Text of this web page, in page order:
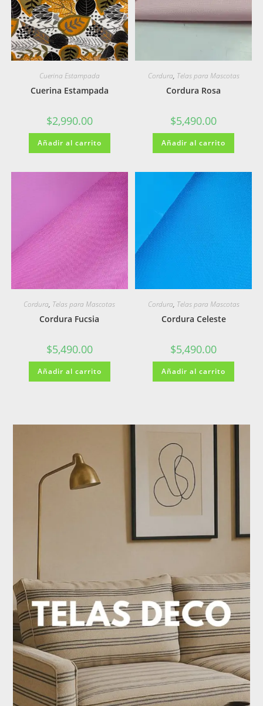
Cuerina Estampada
Cuerina Estampada
$2,990.00
Añadir al carrito
Cordura, Telas para Mascotas
Cordura Rosa
$5,490.00
Añadir al carrito
Cordura, Telas para Mascotas
Cordura Fucsia
$5,490.00
Añadir al carrito
Cordura, Telas para Mascotas
Cordura Celeste
$5,490.00
Añadir al carrito